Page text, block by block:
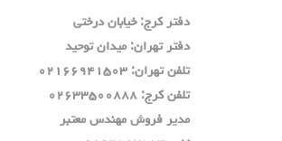
دفتر كرج: خيابان درختي
دفتر تهران: ميدان توحيد
تلفن تهران: ٠٢١٦٦٩٤١٥٠٣
تلفن كرج: ٠٢٦٣٣٥٠٠٨٨٨
مدير فروش مهندس معتبر